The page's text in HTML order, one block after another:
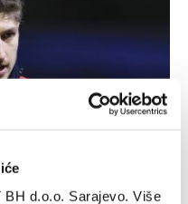
BH d.o.o. Sarajevo. Više